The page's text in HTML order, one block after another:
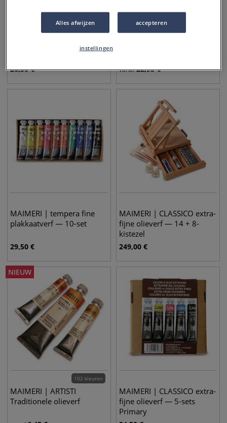
MAIMERI | MaimeriBlu
superieure aquarelverf —
26,50€
MAIMERI | RESTAURO
vanaf22,95€
MAIMERI | tempera fine
plakkaatverf — 10-set
29,50 €
MAIMERI | CLASSICO extra-
fijne olieverf — 14 + 8-
kistezel
249,00 €
NIEUW
102 kleuren
MAIMERI | ARTISTI
Traditionele olieverf
MAIMERI | CLASSICO extra-
fijne olieverf — 5-sets
Primary
Alles afwijzen accepteren
instellingen